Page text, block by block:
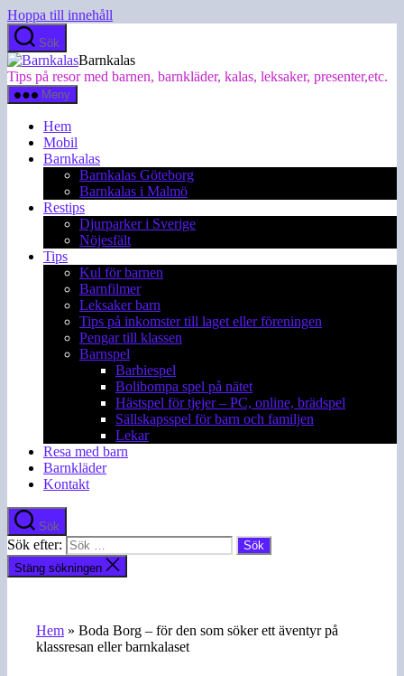
Hoppa till innehåll
Sök
Barnkalas
Tips på resor med barnen, barnkläder, kalas, leksaker, presenter,etc.
Meny
Hem
Mobil
Barnkalas
Barnkalas Göteborg
Barnkalas i Malmö
Restips
Djurparker i Sverige
Nöjesfält
Tips
Kul för barnen
Barnfilmer
Leksaker barn
Tips på inkomster till laget eller föreningen
Pengar till klassen
Barnspel
Barbiespel
Bolibompa spel på nätet
Hästspel för tjejer – PC, online, brädspel
Sällskapsspel för barn och familjen
Lekar
Resa med barn
Barnkläder
Kontakt
Sök
Sök efter:
Stäng sökningen
Hem » Boda Borg – för den som söker ett äventyr på
klassresan eller barnkalaset